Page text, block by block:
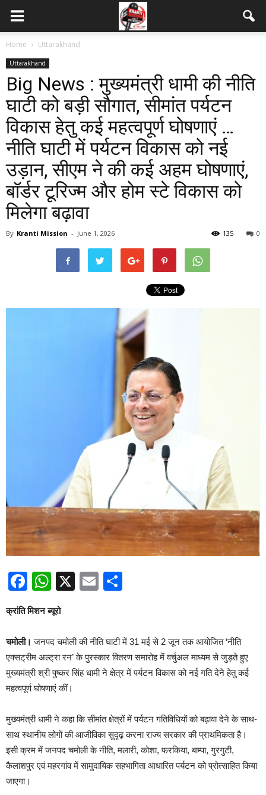
Home Uttarakhand
Uttarakhand
Big News : मुख्यमंत्री धामी की नीति
घाटी को बड़ी सौगात, सीमांत पर्यटन
विकास हेतु कई महत्वपूर्ण घोषणाएं …
नीति घाटी में पर्यटन विकास को नई
उड़ान, सीएम ने की कई अहम घोषणाएं,
बॉर्डर टूरिज्म और होम स्टे विकास को
मिलेगा बढ़ावा
By Kranti Mission - June 1, 2026 0
135
Facebook
WhatsApp
X Email
क्रांति मिशन ब्यूरो
चमोली।जनपद चमोली की नीति घाटी में 31 मई से 2 जून तक आयोजित ‘नीति
एक्सट्रीम अल्ट्रा रन’ के पुरस्कार वितरण समारोह में वर्चुअल माध्यम से जुड़ते हुए
मुख्यमंत्री श्री पुष्कर सिंह धामी ने क्षेत्र में पर्यटन विकास को नई गति देने हेतु कई
महत्वपूर्ण घोषणाएं कीं।
मुख्यमंत्री धामी ने कहा कि सीमांत क्षेत्रों में पर्यटन गतिविधियों को बढ़ावा देने के साथ-
साथ स्थानीय लोगों की आजीविका सुदृढ़ करना राज्य सरकार की प्राथमिकता है।
इसी क्रम में जनपद चमोली के नीति, मलारी, कोशा, फरकिया, बाम्पा, गुरगुटी,
कैलाशपुर एवं महरगांव में सामुदायिक सहभागिता आधारित पर्यटन को प्रोत्साहित किया
जाएगा।